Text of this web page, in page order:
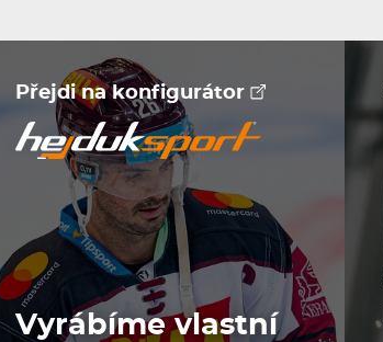
Přejdi na konfigurátor
Vyrábíme vlastní